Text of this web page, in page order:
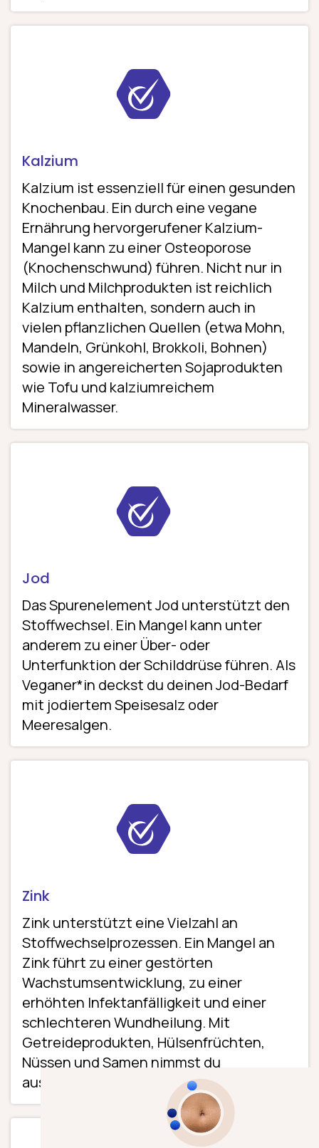
Kalzium
Kalzium ist essenziell für einen gesunden
Knochenbau. Ein durch eine vegane
Ernährung hervorgerufener Kalzium-
Mangel kann zu einer Osteoporose
(Knochenschwund) führen. Nicht nur in
Milch und Milchprodukten ist reichlich
Kalzium enthalten, sondern auch in
vielen pflanzlichen Quellen (etwa Mohn,
Mandeln, Grünkohl, Brokkoli, Bohnen)
sowie in angereicherten Sojaprodukten
wie Tofu und kalziumreichem
Mineralwasser.
Jod
Das Spurenelement Jod unterstützt den
Stoffwechsel. Ein Mangel kann unter
anderem zu einer Über- oder
Unterfunktion der Schilddrüse führen. Als
Veganer*in deckst du deinen Jod-Bedarf
mit jodiertem Speisesalz oder
Meeresalgen.
Zink
Zink unterstützt eine Vielzahl an
Stoffwechselprozessen. Ein Mangel an
Zink führt zu einer gestörten
Wachstumsentwicklung, zu einer
erhöhten Infektanfälligkeit und einer
schlechteren Wundheilung. Mit
Getreideprodukten, Hülsenfrüchten,
Nüssen und Samen nimmst du
ausreichend Zink auf.